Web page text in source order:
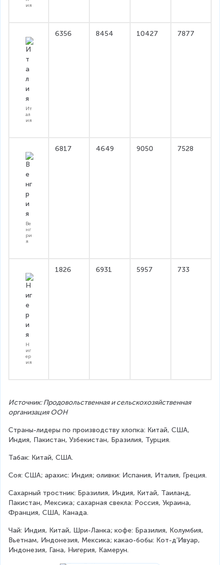
ия
Ит
ал
ия
6356 8454 10427 7877
Ве
нг
ри
я
6817 4649 9050 7528
Н
иг
ер
ия
1826 6931 5957 733
Источник: Продовольственная и сельскохозяйственная
организация ООН
Страны-лидеры по производству хлопка: Китай, США,
Индия, Пакистан, Узбекистан, Бразилия, Турция.
Табак: Китай, США.
Соя: США; арахис: Индия; оливки: Испания, Италия, Греция.
Сахарный тростник: Бразилия, Индия, Китай, Таиланд,
Пакистан, Мексика; сахарная свекла: Россия, Украина,
Франция, США, Канада.
Чай: Индия, Китай, Шри-Ланка; кофе: Бразилия, Колумбия,
Вьетнам, Индонезия, Мексика; какао-бобы: Кот-д’Ивуар,
Индонезия, Гана, Нигерия, Камерун.